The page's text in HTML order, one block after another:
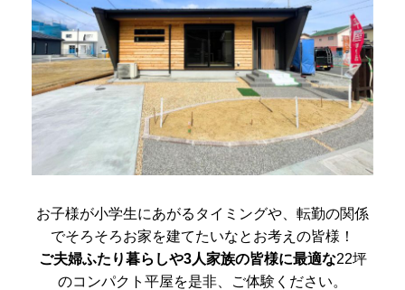
お子様が小学生にあがるタイミングや、転勤の関係
でそろそろお家を建てたいなとお考えの皆様！
ご夫婦ふたり暮らしや3人家族の皆様に最適な22坪
のコンパクト平屋を是非、ご体験ください。